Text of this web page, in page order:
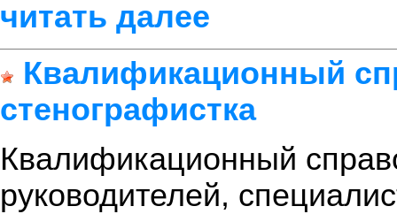
читать далее
Квалификационный
стенографистка
Квалификационный
руководителей,